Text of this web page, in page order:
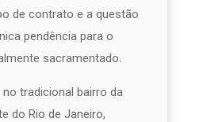
de contrato e a questão
pendência para o
sacramentado.
tradicional bairro da
do Rio de Janeiro,